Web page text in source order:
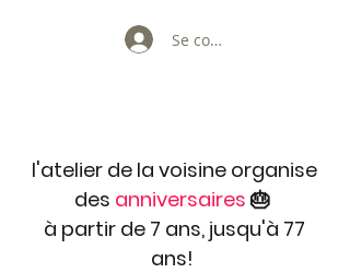
Se connecter
l'atelier de la voisine organise
des anniversaires 🎂
à partir de 7 ans, jusqu'à 77
ans!